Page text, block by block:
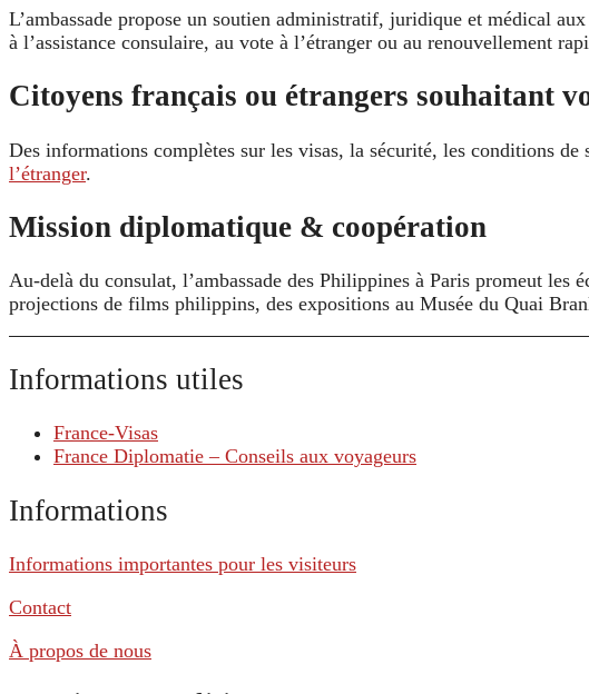
L’ambassade propose un soutien administratif, juridique et médical
à l’assistance consulaire, au vote à l’étranger ou au renouvellement
Citoyens français ou étrangers souhaitant
Des informations complètes sur les visas, la sécurité, les conditions
l’étranger.
Mission diplomatique & coopération
Au-delà du consulat, l’ambassade des Philippines à Paris promeut les
projections de films philippins, des expositions au Musée du Quai
Informations utiles
France-Visas
France Diplomatie – Conseils aux voyageurs
Informations
Informations importantes pour les visiteurs
Contact
À propos de nous